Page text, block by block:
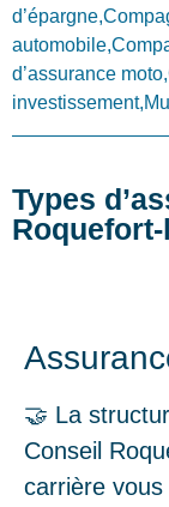
d’assurance
Types
🤝 La
Conseil
carrière vous